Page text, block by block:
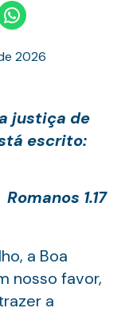
Share on WhatsApp
2026
justiça de
escrito:
Romanos 1.17
a Boa
nosso favor,
a